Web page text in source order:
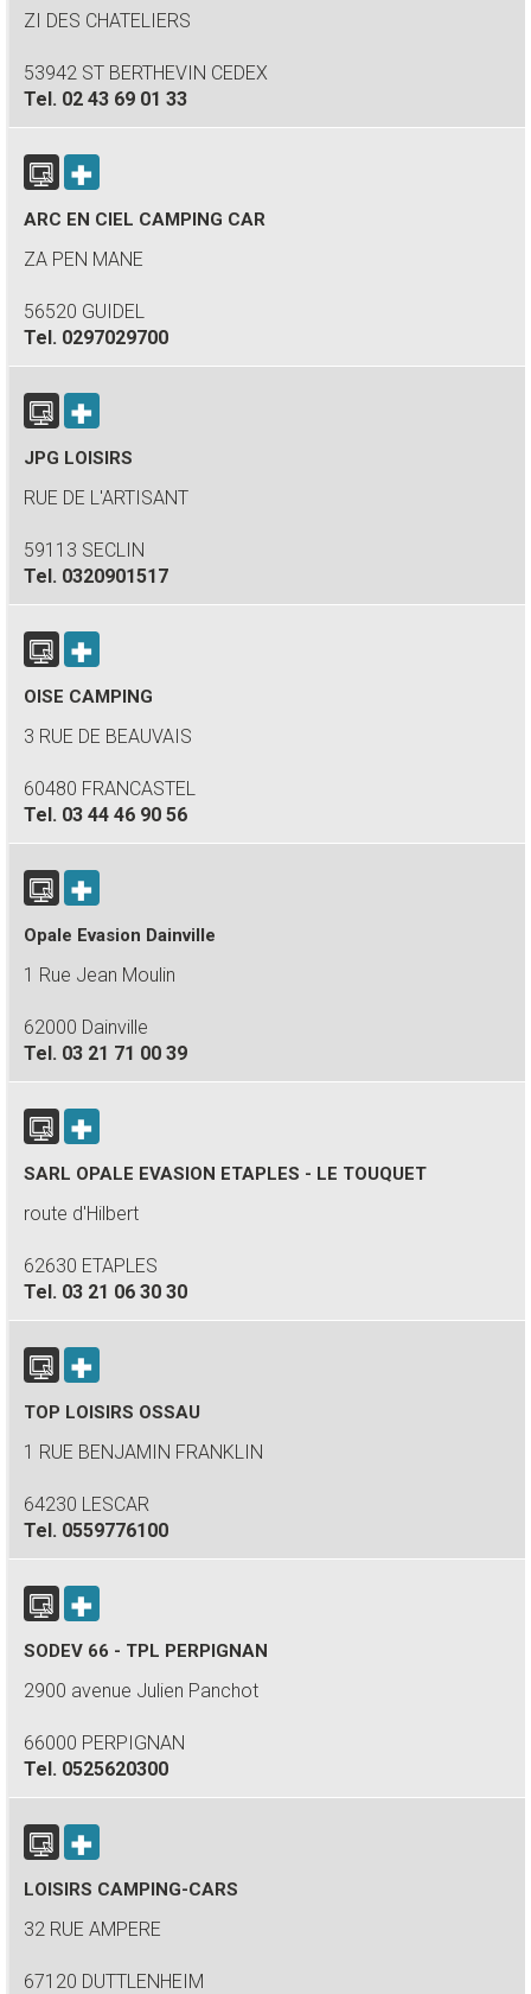
ZI DES CHATELIERS
53942 ST BERTHEVIN CEDEX
Tel. 02 43 69 01 33
ARC EN CIEL CAMPING CAR
ZA PEN MANE
56520 GUIDEL
Tel. 0297029700
JPG LOISIRS
RUE DE L'ARTISANT
59113 SECLIN
Tel. 0320901517
OISE CAMPING
3 RUE DE BEAUVAIS
60480 FRANCASTEL
Tel. 03 44 46 90 56
Opale Evasion Dainville
1 Rue Jean Moulin
62000 Dainville
Tel. 03 21 71 00 39
SARL OPALE EVASION ETAPLES - LE TOUQUET
route d'Hilbert
62630 ETAPLES
Tel. 03 21 06 30 30
TOP LOISIRS OSSAU
1 RUE BENJAMIN FRANKLIN
64230 LESCAR
Tel. 0559776100
SODEV 66 - TPL PERPIGNAN
2900 avenue Julien Panchot
66000 PERPIGNAN
Tel. 0525620300
LOISIRS CAMPING-CARS
32 RUE AMPERE
67120 DUTTLENHEIM